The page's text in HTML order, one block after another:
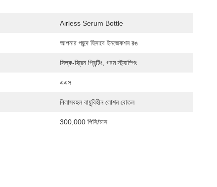
Airless Serum Bottle
আপনার পছন্দ হিসাবে ইনজেকশন রঙ
সিল্ক-স্ক্রিন প্রিন্টিং, গরম স্ট্যাম্পিং
এএস
বিলাসবহুল বায়ুবিহীন লোশন বোতল
300,000 পিসি/মাস